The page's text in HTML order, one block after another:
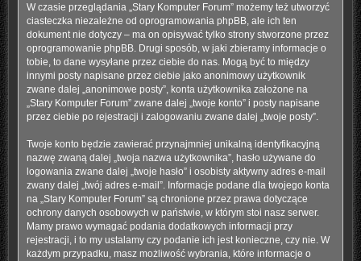
W czasie przeglądania „Stary Komputer Forum” możemy też utworzyć
ciasteczka niezależne od oprogramowania phpBB, ale ich ten
dokument nie dotyczy – ma on opisywać tylko strony stworzone przez
oprogramowanie phpBB. Drugi sposób, w jaki zbieramy informacje o
tobie, to dane wysyłane przez ciebie do nas. Mogą być to między
innymi posty napisane przez ciebie jako anonimowy użytkownik
zwane dalej „anonimowe posty”, konta użytkownika założone na
„Stary Komputer Forum” zwane dalej „twoje konto” i posty napisane
przez ciebie po rejestracji i zalogowaniu zwane dalej „twoje posty”.
Twoje konto będzie zawierać przynajmniej unikalną identyfikacyjną
nazwę zwaną dalej „twoja nazwa użytkownika”, hasło używane do
logowania zwane dalej „twoje hasło” i osobisty aktywny adres e-mail
zwany dalej „twój adres e-mail”. Informacje podane dla twojego konta
na „Stary Komputer Forum” są chronione przez prawa dotyczące
ochrony danych osobowych w państwie, w którym stoi nasz serwer.
Mamy prawo wymagać podania dodatkowych informacji przy
rejestracji, i to my ustalamy czy podanie ich jest konieczne, czy nie. W
każdym przypadku, masz możliwość wybrania, które informacje o